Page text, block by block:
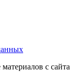
с сайта